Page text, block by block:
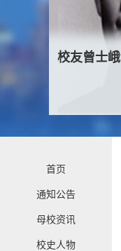
校友曾士峨
首页
通知公告
母校资讯
校史人物